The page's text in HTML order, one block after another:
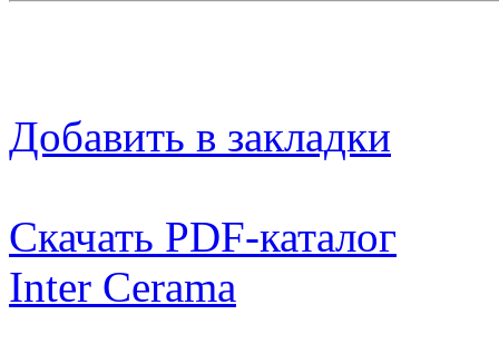
Добавить в закладки
Скачать PDF-каталог
Inter Cerama